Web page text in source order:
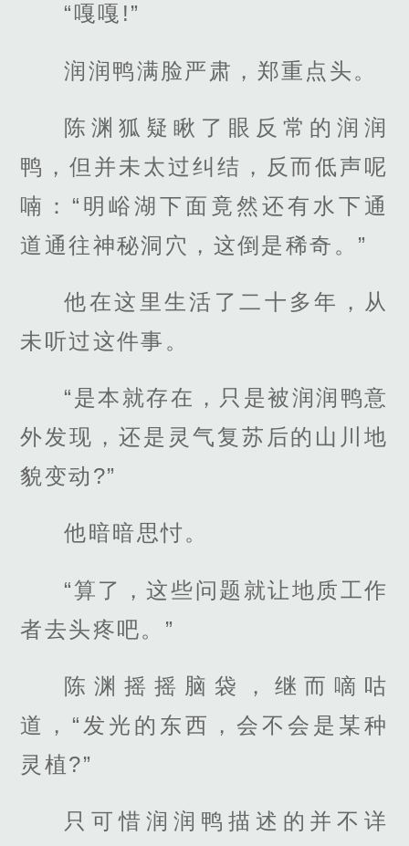
“嘎嘎!”
润润鸭满脸严肃，郑重点头。
陈渊狐疑瞅了眼反常的润润
鸭，但并未太过纠结，反而低声呢
喃：“明峪湖下面竟然还有水下通
道通往神秘洞穴，这倒是稀奇。”
他在这里生活了二十多年，从
未听过这件事。
“是本就存在，只是被润润鸭意
外发现，还是灵气复苏后的山川地
貌变动?”
他暗暗思忖。
“算了，这些问题就让地质工作
者去头疼吧。”
陈渊摇摇脑袋，继而嘀咕
道，“发光的东西，会不会是某种
灵植?”
只可惜润润鸭描述的并不详